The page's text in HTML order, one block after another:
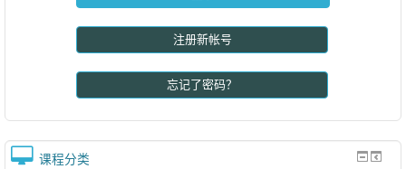
注册新帐号
忘记了密码？
课程分类